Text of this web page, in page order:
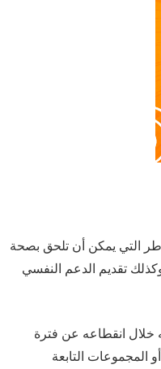
التي يمكن أن تلحق بصحة
تقديم الدعم النفسي
خلال انقطاعه عن فترة
المجموعات التابعة